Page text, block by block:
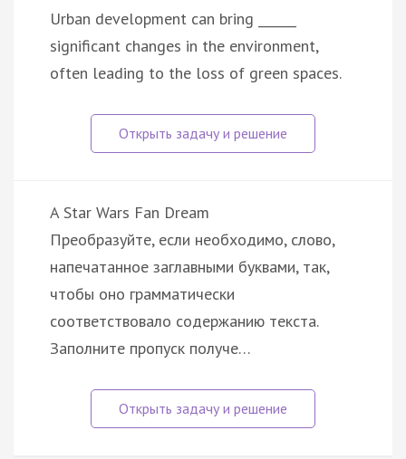
Urban development can bring ______
significant changes in the environment,
often leading to the loss of green spaces.
A Star Wars Fan Dream
Преобразуйте, если необходимо, слово,
напечатанное заглавными буквами, так,
чтобы оно грамматически
соответствовало содержанию текста.
Заполните пропуск получе…